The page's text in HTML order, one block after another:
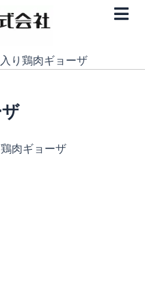
り鶏肉ギョーザ
肉ギョーザ